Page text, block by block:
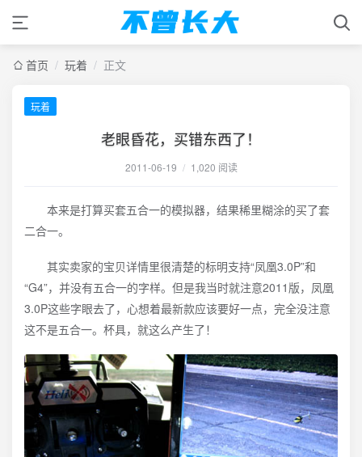
首页 / 玩着 / 正文
玩着
老眼昏花，买错东西了！
2011-06-19 / 1,020 阅读
本来是打算买套五合一的模拟器，结果稀里糊涂的买了套
二合一。
其实卖家的宝贝详情里很清楚的标明支持“凤凰3.0P”和
“G4”，并没有五合一的字样。但是我当时就注意2011版，凤凰
3.0P这些字眼去了，心想着最新款应该要好一点，完全没注意
这不是五合一。杯具，就这么产生了！